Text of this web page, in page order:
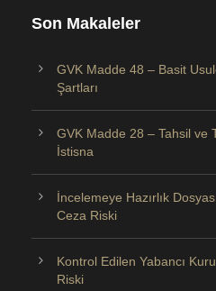
Son Makaleler
GVK Madde 48 – Basit
Şartları
GVK Madde 28 – Tahsil ve
İstisna
İncelemeye Hazırlık
Ceza Riski
Kontrol Edilen Yabancı
Riski